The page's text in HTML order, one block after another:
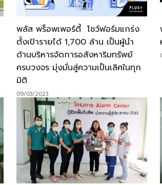
พลัส พร็อพเพอร์ตี้ โชว์ฟอร์มแกร่ง
ตั้งเป้ารายได้ 1,700 ล้าน เป็นผู้นำ
ด้านบริหารจัดการอสังหาริมทรัพย์
ครบวงจร มุ่งมั่นสู่ความเป็นเลิศในทุก
มิติ
09/03/2023